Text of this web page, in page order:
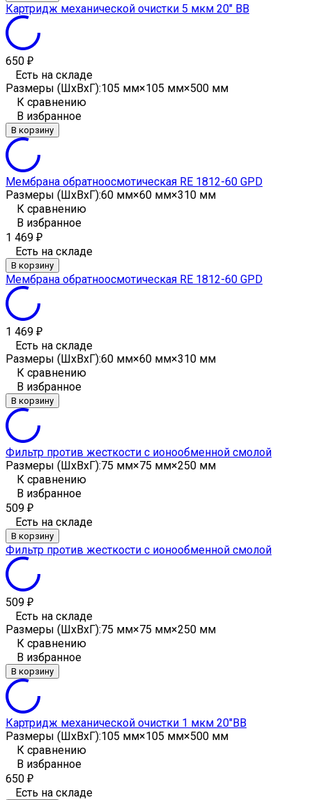
Картридж механической очистки 5 мкм 20" ВВ
650 ₽
Есть на складе
Размеры (ШxВxГ):105 мм×105 мм×500 мм
К сравнению
В избранное
В корзину
Мембрана обратноосмотическая RE 1812-60 GPD
Размеры (ШxВxГ):60 мм×60 мм×310 мм
К сравнению
В избранное
1 469 ₽
Есть на складе
В корзину
Мембрана обратноосмотическая RE 1812-60 GPD
1 469 ₽
Есть на складе
Размеры (ШxВxГ):60 мм×60 мм×310 мм
К сравнению
В избранное
В корзину
Фильтр против жесткости с ионообменной смолой
Размеры (ШxВxГ):75 мм×75 мм×250 мм
К сравнению
В избранное
509 ₽
Есть на складе
В корзину
Фильтр против жесткости с ионообменной смолой
509 ₽
Есть на складе
Размеры (ШxВxГ):75 мм×75 мм×250 мм
К сравнению
В избранное
В корзину
Картридж механической очистки 1 мкм 20"ВВ
Размеры (ШxВxГ):105 мм×105 мм×500 мм
К сравнению
В избранное
650 ₽
Есть на складе